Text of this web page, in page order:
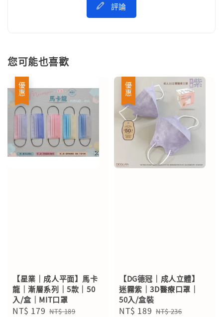
評論
您可能也喜歡
優惠
【星業｜成人平面】馬卡
龍｜漸層系列｜5款｜50
入/盒｜MIT口罩
Sale
NT$ 179 Regular
NT$ 189
優惠
【DG德冠｜成人立體】
迷霧紫｜3D醫療口罩｜
50入/盒裝
Sale
NT$ 189 Regular
NT$ 236